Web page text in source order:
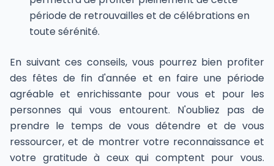
période de retrouvailles et de célébrations en
toute sérénité.
En suivant ces conseils, vous pourrez bien profiter
des fêtes de fin d'année et en faire une période
agréable et enrichissante pour vous et pour les
personnes qui vous entourent. N'oubliez pas de
prendre le temps de vous détendre et de vous
ressourcer, et de montrer votre reconnaissance et
votre gratitude à ceux qui comptent pour vous.